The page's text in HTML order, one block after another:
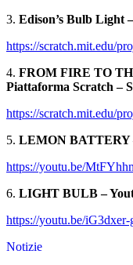
3. Edison’s Bulb Light
https://scratch.mit.edu/
4. FROM FIRE TO
Piattaforma Scratch –
https://scratch.mit.edu/
5. LEMON BATTERY
https://youtu.be/
6. LIGHT BULB –
https://youtu.be/iG3dxer-
Notizie